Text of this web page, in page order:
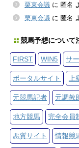
栗東会議 に 匿名
栗東会議 に 匿名
競馬予想について
FIRST WIN5 サ
ポータルサイト
元競馬記者 元調教
地方競馬 完全会員
悪質サイト 情報競